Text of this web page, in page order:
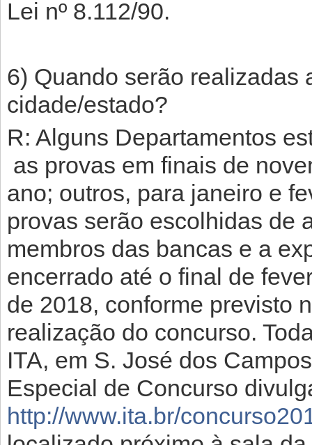
Lei nº 8.112/90.
6) Quando serão realizadas
cidade/estado?
R: Alguns Departamentos
as provas em finais de
ano; outros, para janeiro e
provas serão escolhidas de
membros das bancas e a
encerrado até o final de
de 2018, conforme previsto
realização do concurso.
ITA, em S. José dos
Especial de Concurso
http://www.ita.br/